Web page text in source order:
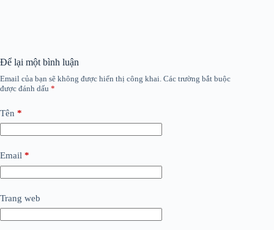
Để lại một bình luận
Email của bạn sẽ không được hiển thị công khai. Các trường bắt buộc
được đánh dấu *
Tên *
Email *
Trang web